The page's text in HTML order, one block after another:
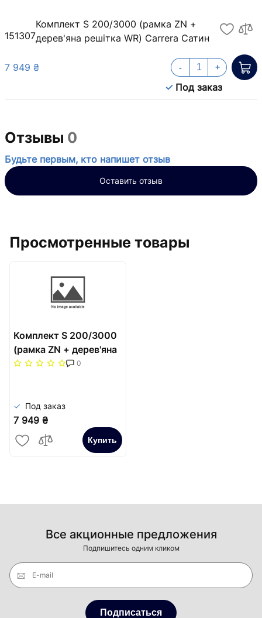
151307
Комплект S 200/3000 (рамка ZN +
дерев'яна решітка WR) Carrera Сатин
7 949 ₴
Под заказ
- +
Отзывы 0
Будьте первым, кто напишет отзыв
Оставить отзыв
Просмотренные товары
Комплект S 200/3000
(рамка ZN + дерев'яна
решітка WR) Carrera
0
Под заказ
7 949 ₴
Купить
Все акционные предложения
Подпишитесь одним кликом
E-mail
Подписаться